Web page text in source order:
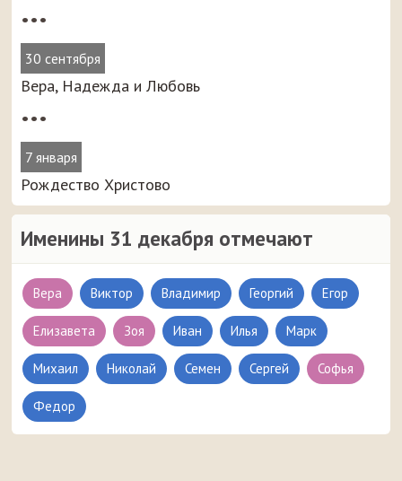
•••
30 сентября
Вера, Надежда и Любовь
•••
7 января
Рождество Христово
Именины 31 декабря отмечают
Вера Виктор Владимир Георгий Егор
Елизавета Зоя Иван Илья Марк
Михаил Николай Семен Сергей Софья
Федор